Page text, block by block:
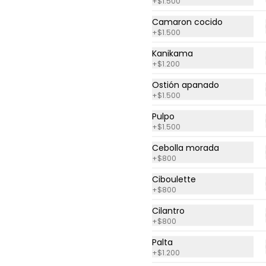
$9.500
Roll Frío Tuna
crema, envuelto en palta.
Acompañado con salsa de
$9.875
Camaron cocido
+$1.500
Kanikama
+$1.200
Ostión apanado
+$1.500
Pulpo
+$1.500
Cebolla morada
+$800
Ciboulette
+$800
Cilantro
+$800
Palta
+$1.200